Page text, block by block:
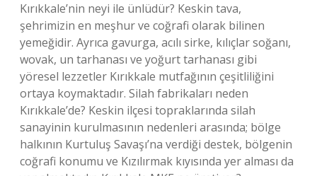
Kırıkkale’nin neyi ile ünlüdür? Keskin tava,
şehrimizin en meşhur ve coğrafi olarak bilinen
yemeğidir. Ayrıca gavurga, acılı sirke, kılıçlar soğanı,
wovak, un tarhanası ve yoğurt tarhanası gibi
yöresel lezzetler Kırıkkale mutfağının çeşitliliğini
ortaya koymaktadır. Silah fabrikaları neden
Kırıkkale’de? Keskin ilçesi topraklarında silah
sanayinin kurulmasının nedenleri arasında; bölge
halkının Kurtuluş Savaşı’na verdiği destek, bölgenin
coğrafi konumu ve Kızılırmak kıyısında yer alması da